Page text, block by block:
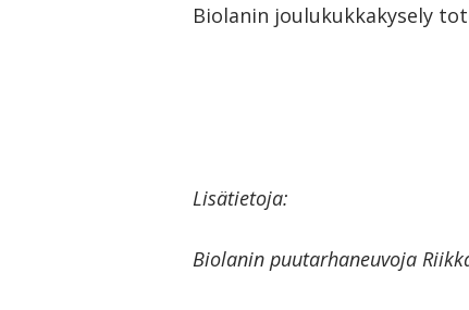
Biolanin joulukukkakysely
Lisätietoja:
Biolanin puutarhaneuvoja